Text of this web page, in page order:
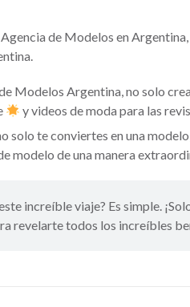
de Modelos en
Modelos Argentina, no solo
y videos de moda para las
solo te conviertes en una
modelo de una manera
increíble viaje? Es simple.
revelarte todos los increíbles